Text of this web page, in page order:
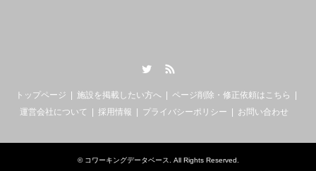
トップページ 施設を掲載したい方へ
ページ削除・修正依頼はこちら
運営会社について
採用情報 プライバシーポリシー お問い合わせ
© コワーキングデータベース . All Rights Reserved.